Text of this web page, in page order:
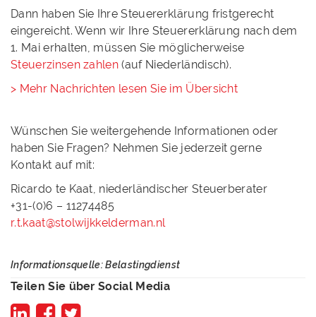
Dann haben Sie Ihre Steuererklärung fristgerecht
eingereicht. Wenn wir Ihre Steuererklärung nach dem
1. Mai erhalten, müssen Sie möglicherweise
Steuerzinsen zahlen (auf Niederländisch).
> Mehr Nachrichten lesen Sie im Übersicht
Wünschen Sie weitergehende Informationen oder
haben Sie Fragen? Nehmen Sie jederzeit gerne
Kontakt auf mit:
Ricardo te Kaat, niederländischer Steuerberater
+31-(0)6 – 11274485
r.t.kaat@stolwijkkelderman.nl
Informationsquelle: Belastingdienst
Teilen Sie über Social Media